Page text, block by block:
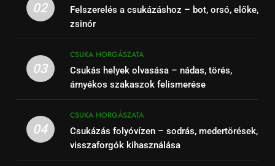
02
Felszerelés a csukázáshoz – bot, orsó, előke,
zsinór
03
CSUKA HORGÁSZATA
Csukás helyek olvasása – nádas, törés,
árnyékos szakaszok felismerése
04
CSUKA HORGÁSZATA
Csukázás folyóvízen – sodrás, medertörések,
visszaforgók kihasználása